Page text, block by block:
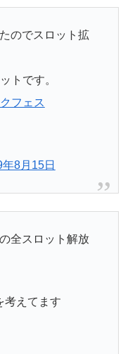
のでスロット拡
トです。
フェス
8月15日
全スロット解放
考えてます